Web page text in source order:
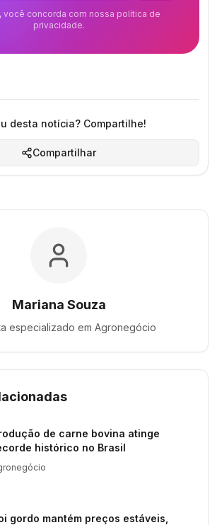
você concorda com nossa política de
privacidade.
desta notícia? Compartilhe!
Compartilhar
Mariana Souza
especializado em Agronegócio
de carne bovina atinge
histórico no Brasil
gordo mantém preços estáveis,